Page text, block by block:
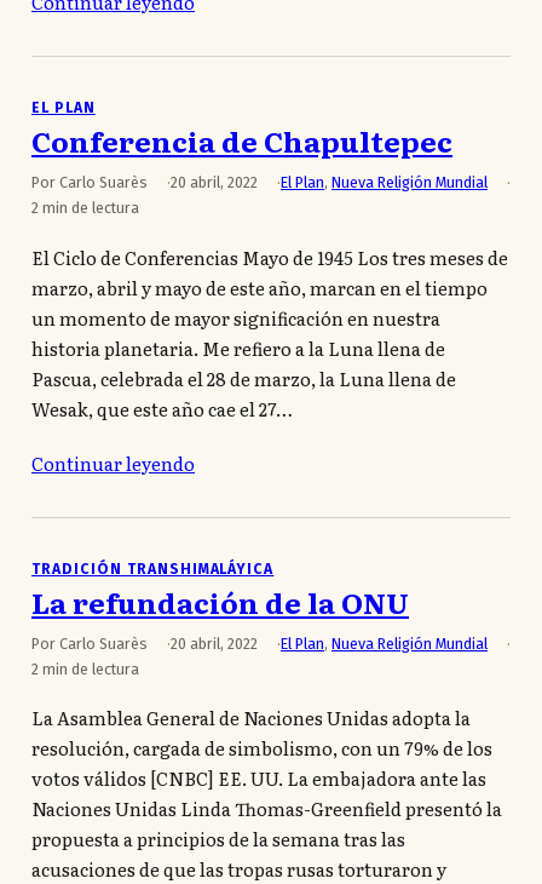
EL PLAN
Conferencia de Chapultepec
Por Carlo Suarès 20 abril, 2022 El Plan, Nueva Religión Mundial
2 min de lectura
El Ciclo de Conferencias Mayo de 1945 Los tres meses de
marzo, abril y mayo de este año, marcan en el tiempo
un momento de mayor significación en nuestra
historia planetaria. Me refiero a la Luna llena de
Pascua, celebrada el 28 de marzo, la Luna llena de
Wesak, que este año cae el 27…
Continuar leyendo
TRADICIÓN TRANSHIMALÁYICA
La refundación de la ONU
Por Carlo Suarès 20 abril, 2022 El Plan, Nueva Religión Mundial
2 min de lectura
La Asamblea General de Naciones Unidas adopta la
resolución, cargada de simbolismo, con un 79% de los
votos válidos [CNBC] EE. UU. La embajadora ante las
Naciones Unidas Linda Thomas-Greenfield presentó la
propuesta a principios de la semana tras las
acusaciones de que las tropas rusas torturaron y